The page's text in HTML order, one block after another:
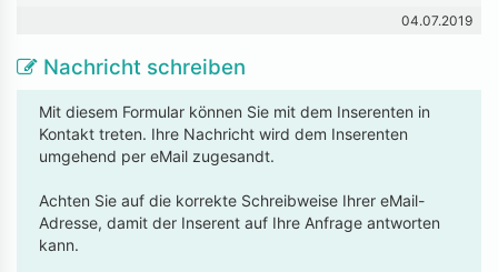
04.07.2019
Nachricht schreiben
Mit diesem Formular können Sie mit dem Inserenten in
Kontakt treten. Ihre Nachricht wird dem Inserenten
umgehend per eMail zugesandt.
Achten Sie auf die korrekte Schreibweise Ihrer eMail-
Adresse, damit der Inserent auf Ihre Anfrage antworten
kann.